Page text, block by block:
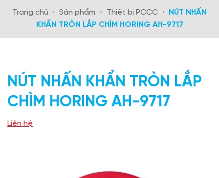
Trang chủ • Sản phẩm • Thiết bị PCCC •
NÚT NHẤN
KHẨN TRÒN LẮP CHÌM HORING AH-9717
NÚT NHẤN KHẨN TRÒN LẮP
CHÌM HORING AH-9717
Liên hệ